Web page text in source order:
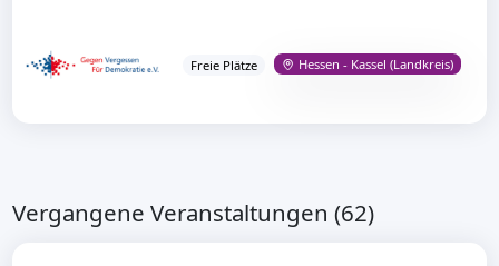
Freie Plätze Hessen - Kassel (Landkreis)
Vergangene Veranstaltungen (62)